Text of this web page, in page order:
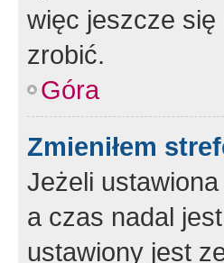
więc jeszcze się
zrobić.
Góra
Zmieniłem
Jeżeli
a czas nadal
ustawiony jest